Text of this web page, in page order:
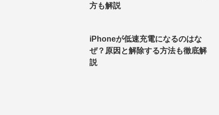
方も解説
iPhoneが低速充電になるのはな
ぜ？原因と解除する方法も徹底解
説